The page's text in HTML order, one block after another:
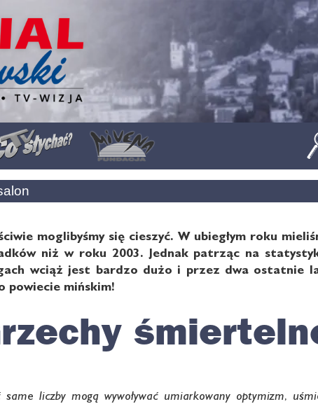
moglibyśmy się cieszyć. W ubiegłym roku
niż w roku 2003. Jednak patrząc na
wciąż jest bardzo dużo i przez dwa ostatnie
powiecie mińskim!
same liczby mogą wywoływać umiarkowany optymizm,